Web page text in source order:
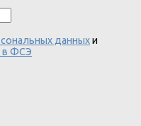
данныхи
в ФСЭ